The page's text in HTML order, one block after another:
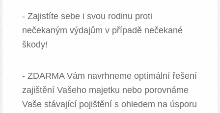
- Zajistíte sebe i svou rodinu proti
nečekaným výdajům v případě nečekané
škody!
- ZDARMA Vám navrhneme optimální řešení
zajištění Vašeho majetku nebo porovnáme
Vaše stávající pojištění s ohledem na úsporu